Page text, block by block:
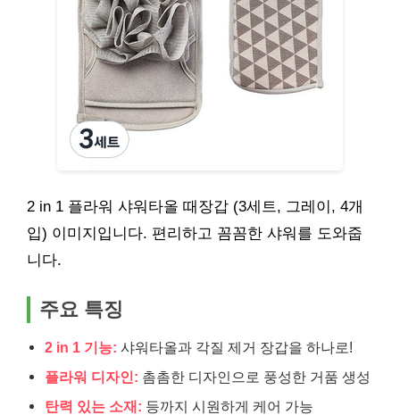
2 in 1 플라워 샤워타올 때장갑 (3세트, 그레이, 4개
입) 이미지입니다. 편리하고 꼼꼼한 샤워를 도와줍
니다.
주요 특징
2 in 1 기능: 샤워타올과 각질 제거 장갑을 하나로!
플라워 디자인: 촘촘한 디자인으로 풍성한 거품 생성
탄력 있는 소재: 등까지 시원하게 케어 가능